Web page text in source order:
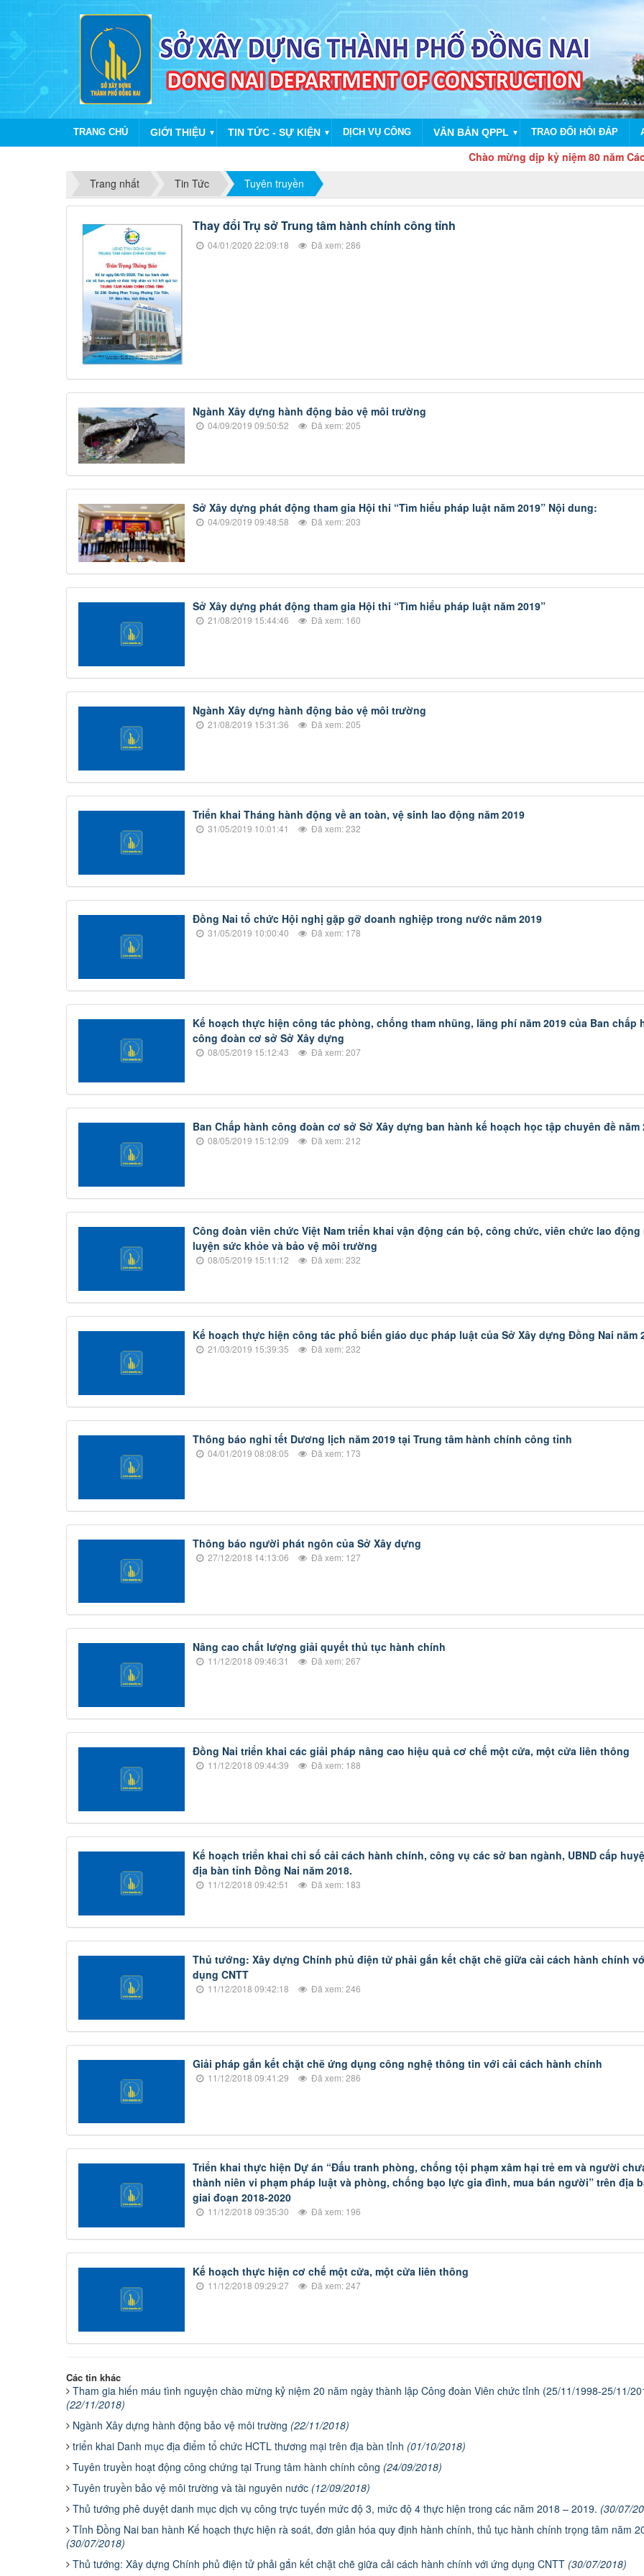
TRANG CHỦ GIỚI THIỆU ▼ TIN TỨC - SỰ KIỆN ▼ DỊCH VỤ CÔNG VĂN BẢN QPPL ▼ TRAO ĐỔI HỎI ĐÁP
Chào mừng dịp kỷ niệm 80 năm Cách
Trang nhất
Tin Tức Tuyên truyền
Thay đổi Trụ sở Trung tâm hành chính công tỉnh
04/01/2020 22:09:18 Đã xem: 286
Ngành Xây dựng hành động bảo vệ môi trường
04/09/2019 09:50:52 Đã xem: 205
Sở Xây dựng phát động tham gia Hội thi “Tìm hiểu pháp luật năm 2019” Nội dung:
04/09/2019 09:48:58 Đã xem: 203
Sở Xây dựng phát động tham gia Hội thi “Tìm hiểu pháp luật năm 2019”
21/08/2019 15:44:46 Đã xem: 160
Ngành Xây dựng hành động bảo vệ môi trường
21/08/2019 15:31:36 Đã xem: 205
Triển khai Tháng hành động về an toàn, vệ sinh lao động năm 2019
31/05/2019 10:01:41 Đã xem: 232
Đồng Nai tổ chức Hội nghị gặp gỡ doanh nghiệp trong nước năm 2019
31/05/2019 10:00:40 Đã xem: 178
Kế hoạch thực hiện công tác phòng, chống tham nhũng, lãng phí năm 2019 của Ban chấp
công đoàn cơ sở Sở Xây dựng
08/05/2019 15:12:43 Đã xem: 207
Ban Chấp hành công đoàn cơ sở Sở Xây dựng ban hành kế hoạch học tập chuyên đề năm
08/05/2019 15:12:09 Đã xem: 212
Công đoàn viên chức Việt Nam triển khai vận động cán bộ, công chức, viên chức lao động
luyện sức khỏe và bảo vệ môi trường
08/05/2019 15:11:12 Đã xem: 232
Kế hoạch thực hiện công tác phổ biến giáo dục pháp luật của Sở Xây dựng Đồng Nai năm
21/03/2019 15:39:35 Đã xem: 232
Thông báo nghỉ tết Dương lịch năm 2019 tại Trung tâm hành chính công tỉnh
04/01/2019 08:08:05 Đã xem: 173
Thông báo người phát ngôn của Sở Xây dựng
27/12/2018 14:13:06 Đã xem: 127
Nâng cao chất lượng giải quyết thủ tục hành chính
11/12/2018 09:46:31 Đã xem: 267
Đồng Nai triển khai các giải pháp nâng cao hiệu quả cơ chế một cửa, một cửa liên thông
11/12/2018 09:44:39 Đã xem: 188
Kế hoạch triển khai chỉ số cải cách hành chính, công vụ các sở ban ngành, UBND cấp
địa bàn tỉnh Đồng Nai năm 2018.
11/12/2018 09:42:51 Đã xem: 183
Thủ tướng: Xây dựng Chính phủ điện tử phải gắn kết chặt chẽ giữa cải cách hành chính
dụng CNTT
11/12/2018 09:42:18 Đã xem: 246
Giải pháp gắn kết chặt chẽ ứng dụng công nghệ thông tin với cải cách hành chính
11/12/2018 09:41:29 Đã xem: 286
Triển khai thực hiện Dự án “Đấu tranh phòng, chống tội phạm xâm hại trẻ em và người
thành niên vi phạm pháp luật và phòng, chống bạo lực gia đình, mua bán người” trên địa
giai đoạn 2018-2020
11/12/2018 09:35:30 Đã xem: 196
Kế hoạch thực hiện cơ chế một cửa, một cửa liên thông
11/12/2018 09:29:27 Đã xem: 247
Các tin khác
Tham gia hiến máu tình nguyện chào mừng kỷ niệm 20 năm ngày thành lập Công đoàn Viên chức tỉnh (25/11/1998-25/11/
(22/11/2018)
Ngành Xây dựng hành động bảo vệ môi trường (22/11/2018)
triển khai Danh mục địa điểm tổ chức HCTL thương mại trên địa bàn tỉnh (01/10/2018)
Tuyên truyền hoạt động công chứng tại Trung tâm hành chính công (24/09/2018)
Tuyên truyền bảo vệ môi trường và tài nguyên nước (12/09/2018)
Thủ tướng phê duyệt danh mục dịch vụ công trực tuyến mức độ 3, mức độ 4 thực hiện trong các năm 2018 – 2019. (30/07/
Tỉnh Đồng Nai ban hành Kế hoạch thực hiện rà soát, đơn giản hóa quy định hành chính, thủ tục hành chính trọng tâm năm
(30/07/2018)
Thủ tướng: Xây dựng Chính phủ điện tử phải gắn kết chặt chẽ giữa cải cách hành chính với ứng dụng CNTT (30/07/2018)